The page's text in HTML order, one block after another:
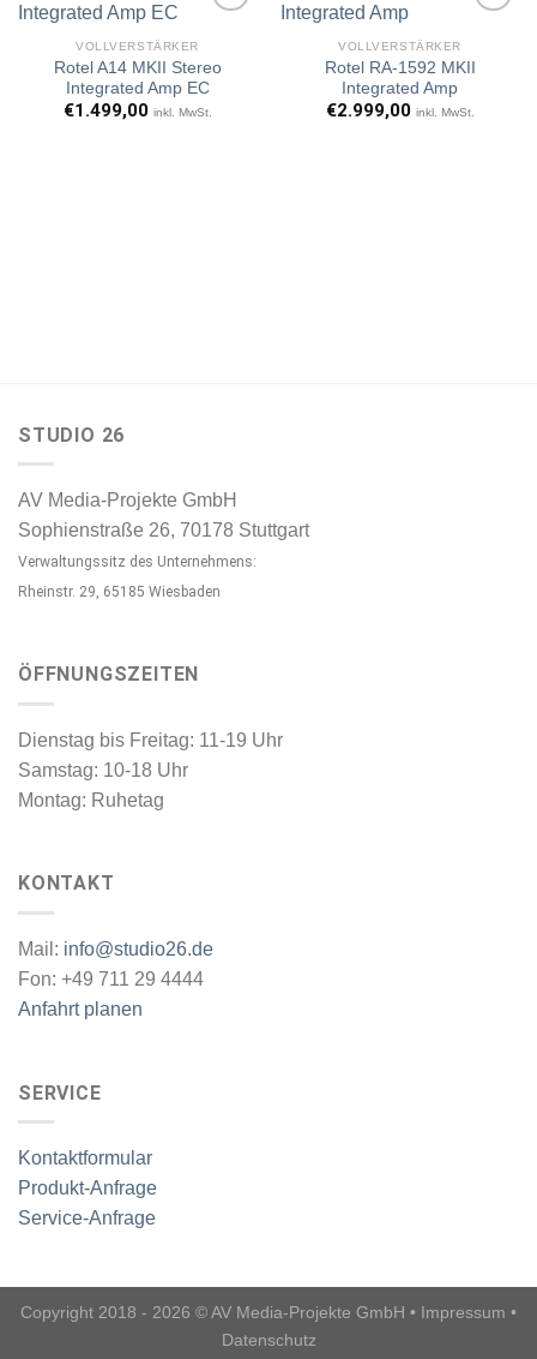
Artikel
merken
VOLLVERSTÄRKER
Rotel A14 MKII Stereo
Integrated Amp EC
€1.499,00 inkl. MwSt.
Artikel
VOLLVERSTÄRKER
Rotel RA-1592 MKII
Integrated Amp
€2.999,00 inkl. MwSt.
STUDIO 26
AV Media-Projekte GmbH
Sophienstraße 26, 70178 Stuttgart
Verwaltungssitz des Unternehmens:
Rheinstr. 29, 65185 Wiesbaden
ÖFFNUNGSZEITEN
Dienstag bis Freitag: 11-19 Uhr
Samstag: 10-18 Uhr
Montag: Ruhetag
KONTAKT
Mail: info@studio26.de
Fon: +49 711 29 4444
Anfahrt planen
SERVICE
Kontaktformular
Produkt-Anfrage
Service-Anfrage
Copyright 2018 - 2026 © AV Media-Projekte GmbH • Impressum •
Datenschutz